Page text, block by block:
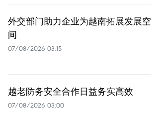
外交部门助力企业为越南拓展发展空
间
07/08/2026 03:15
越老防务安全合作日益务实高效
07/08/2026 03:00